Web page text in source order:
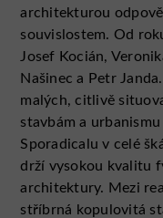
architekturou
souvislostem. Od
Josef Kocián,
Našinec a Petr
malých, citlivě
stavbám a
Sporadicalu v celé
drží vysokou kvalitu
architektury. Mezi
stříbrná kopulovitá